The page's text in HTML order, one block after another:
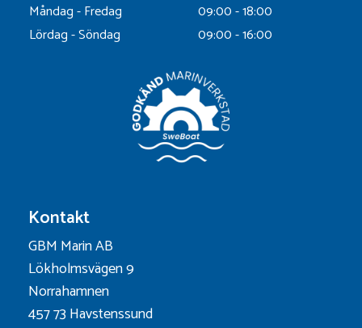
Måndag - Fredag
09:00 - 18:00
Lördag - Söndag
09:00 - 16:00
Kontakt
GBM Marin AB
Lökholmsvägen 9
Norrahamnen
457 73 Havstenssund